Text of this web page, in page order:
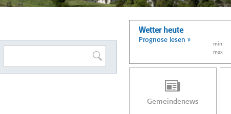
Wetter heute
Prognose lesen »
min
max
Gemeindenews